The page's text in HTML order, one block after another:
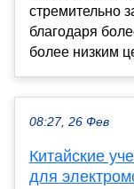
стремительно
благодаря
более низким
08:27, 26 Фев
Китайские
для